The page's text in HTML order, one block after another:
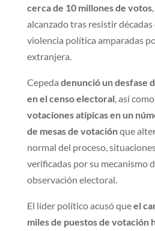
cerca de 10 millones de votos
alcanzado tras resistir
violencia política amparadas
extranjera.
Cepeda denunció un desfase
en el censo electoral, así como
votaciones atípicas en un
de mesas de votaciónque
normal del proceso,
verificadas por su mecanismo
observación electoral.
El líder político acusó queel
miles de puestos de votación